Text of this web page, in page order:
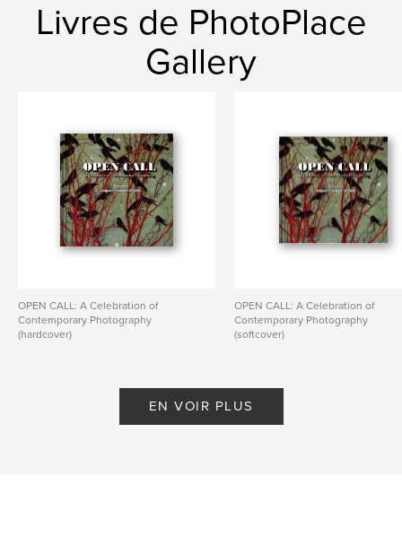
Livres de PhotoPlace
Gallery
OPEN CALL: A Celebration of
Contemporary Photography
(hardcover)
OPEN CALL: A Celebration of
Contemporary Photography
(softcover)
EN VOIR PLUS